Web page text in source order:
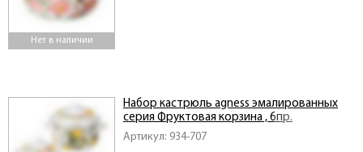
Нет в наличии
Артикул: 934-707
Набор кастрюль agness эмалированных
серия Фруктовая корзина , 6пр.
1,5/2,8/3,6л,16х10/20х12/22х13см